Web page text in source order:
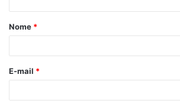
Nome *
E-mail *